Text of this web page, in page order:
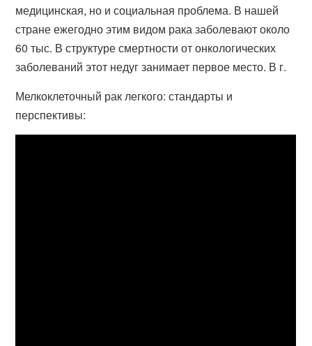
медицинская, но и социальная проблема. В нашей
стране ежегодно этим видом рака заболевают около
60 тыс. В структуре смертности от онкологических
заболеваний этот недуг занимает первое место. В г.
Мелкоклеточный рак легкого: стандарты и
перспективы: